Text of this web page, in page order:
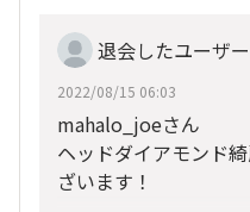
退会したユーザー
2022/08/15 06:03
mahalo_joeさん
ヘッドダイアモンド
ざいます！